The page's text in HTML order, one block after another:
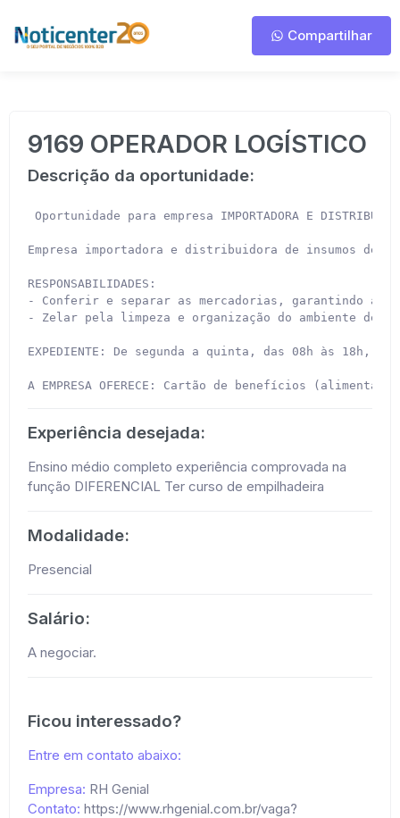
Compartilhar
9169 OPERADOR LOGÍSTICO
Descrição da oportunidade:
Oportunidade para empresa IMPORTADORA E
Empresa importadora e distribuidora de insumos de
RESPONSABILIDADES:
- Conferir e separar as mercadorias, garantindo a
- Zelar pela limpeza e organização do ambiente de
EXPEDIENTE: De segunda a quinta, das 08h às 18h,
A EMPRESA OFERECE: Cartão de benefícios
Experiência desejada:
Ensino médio completo experiência comprovada na
função DIFERENCIAL Ter curso de empilhadeira
Modalidade:
Presencial
Salário:
A negociar.
Ficou interessado?
Entre em contato abaixo:
Empresa: RH Genial
Contato: https://www.rhgenial.com.br/vaga?